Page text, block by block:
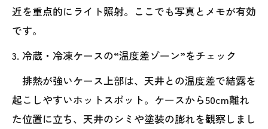
近を重点的にライト照射。ここでも写真とメモが有効
です。
3. 冷蔵・冷凍ケースの“温度差ゾーン”をチェック
排熱が強いケース上部は、天井との温度差で結露を
起こしやすいホットスポット。ケースから50cm離れ
た位置に立ち、天井のシミや塗装の膨れを観察しまし